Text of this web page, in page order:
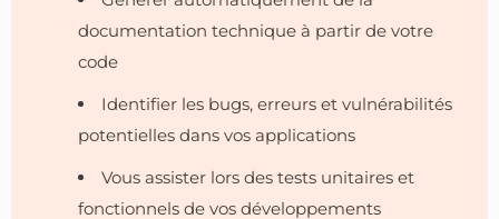
documentation technique à partir de votre
code
Identifier les bugs, erreurs et vulnérabilités
potentielles dans vos applications
Vous assister lors des tests unitaires et
fonctionnels de vos développements